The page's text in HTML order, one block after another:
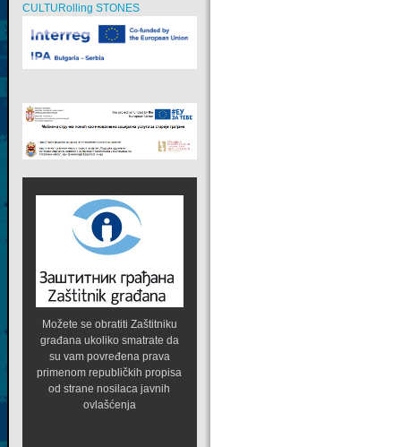
CULTURolling STONES
Možete se obratiti Zaštitniku
građana ukoliko smatrate da
su vam povređena prava
primenom republičkih propisa
od strane nosilaca javnih
ovlašćenja